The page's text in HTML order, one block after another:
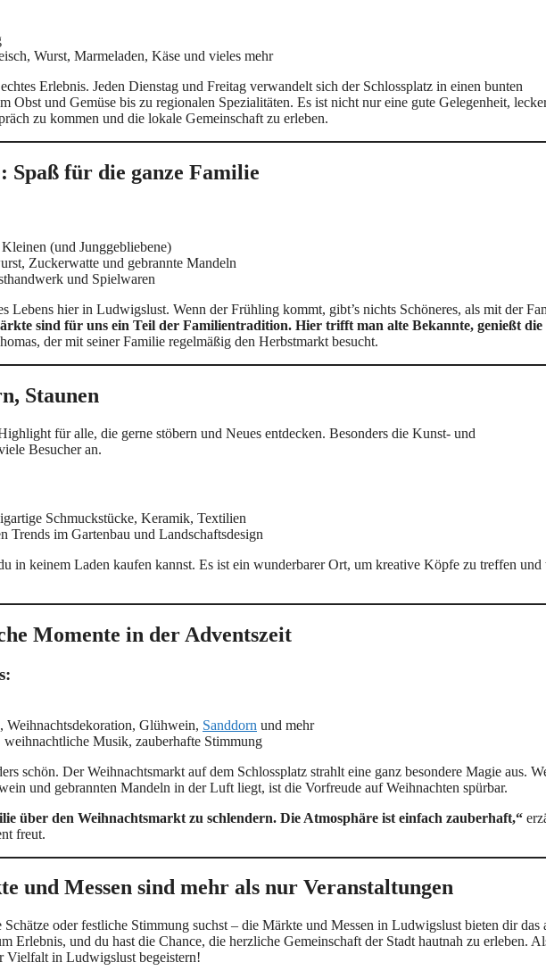
Wurst, Marmeladen, Käse und vieles mehr
Erlebnis. Jeden Dienstag und Freitag verwandelt sich der Schlossplatz in einen bunten
Obst und Gemüse bis zu regionalen Spezialitäten. Es ist nicht nur eine gute Gelegenheit,
zu kommen und die lokale Gemeinschaft zu erleben.
Spaß für die ganze Familie
(und Junggebliebene)
Zuckerwatte und gebrannte Mandeln
und Spielwaren
Lebens hier in Ludwigslust. Wenn der Frühling kommt, gibt’s nichts Schöneres, als mit der
sind für uns ein Teil der Familientradition. Hier trifft man alte Bekannte, genießt die
der mit seiner Familie regelmäßig den Herbstmarkt besucht.
Staunen
für alle, die gerne stöbern und Neues entdecken. Besonders die Kunst- und
Besucher an.
Schmuckstücke, Keramik, Textilien
Trends im Gartenbau und Landschaftsdesign
in keinem Laden kaufen kannst. Es ist ein wunderbarer Ort, um kreative Köpfe zu treffen und
Momente in der Adventszeit
Weihnachtsdekoration, Glühwein, Sanddorn und mehr
weihnachtliche Musik, zauberhafte Stimmung
schön. Der Weihnachtsmarkt auf dem Schlossplatz strahlt eine ganz besondere Magie aus.
und gebrannten Mandeln in der Luft liegt, ist die Vorfreude auf Weihnachten spürbar.
über den Weihnachtsmarkt zu schlendern. Die Atmosphäre ist einfach zauberhaft,“
freut.
und Messen sind mehr als nur Veranstaltungen
oder festliche Stimmung suchst – die Märkte und Messen in Ludwigslust bieten dir das
Erlebnis, und du hast die Chance, die herzliche Gemeinschaft der Stadt hautnah zu erleben.
Vielfalt in Ludwigslust begeistern!